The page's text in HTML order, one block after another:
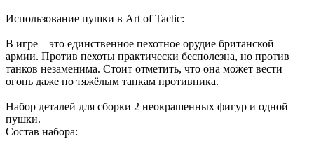
Использование пушки в Art of Tactic:
В игре – это единственное пехотное орудие британской
армии. Против пехоты практически бесполезна, но против
танков незаменима. Стоит отметить, что она может вести
огонь даже по тяжёлым танкам противника.
Набор деталей для сборки 2 неокрашенных фигур и одной
пушки.
Состав набора: